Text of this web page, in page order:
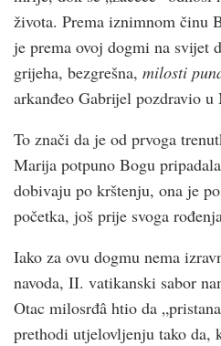
života. Prema iznimnom činu
je prema ovoj dogmi na svijet
grijeha, bezgrešna, milosti
arkanđeo Gabrijel pozdravio u
To znači da je od prvoga
Marija potpuno Bogu
dobivaju po krštenju, ona je
početka, još prije svoga
Iako za ovu dogmu nema
navoda, II. vatikanski sabor
Otac milosrđâ htio da
prethodi utjelovljenju tako da,